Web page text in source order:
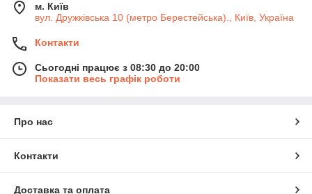
м. Київ
вул. Дружківська 10 (метро Берестейська)., Київ, Україна
Контакти
Сьогодні працює з 08:30 до 20:00
Показати весь графік роботи
Про нас
Контакти
Доставка та оплата